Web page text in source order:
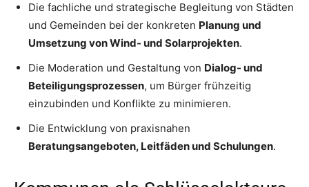
Die fachliche und strategische Begleitung von Städten
und Gemeinden bei der konkreten Planung und
Umsetzung von Wind- und Solarprojekten.
Die Moderation und Gestaltung von Dialog- und
Beteiligungsprozessen, um Bürger frühzeitig
einzubinden und Konflikte zu minimieren.
Die Entwicklung von praxisnahen
Beratungsangeboten, Leitfäden und Schulungen.